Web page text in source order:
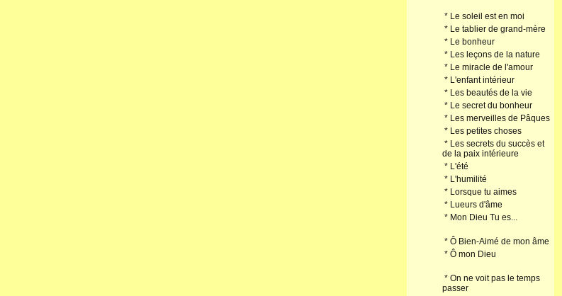
* Le soleil est en moi
* Le tablier de grand-mère
* Le bonheur
* Les leçons de la nature
* Le miracle de l'amour
* L'enfant intérieur
* Les beautés de la vie
* Le secret du bonheur
* Les merveilles de Pâques
* Les petites choses
* Les secrets du succès et
de la paix intérieure
* L'été
* L'humilité
* Lorsque tu aimes
* Lueurs d'âme
* Mon Dieu Tu es...
* Ô Bien-Aimé de mon âme
* Ô mon Dieu
* On ne voit pas le temps
passer